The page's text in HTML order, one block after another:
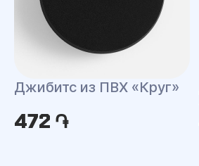
Джибитс из ПВХ «Круг»
472 ֏